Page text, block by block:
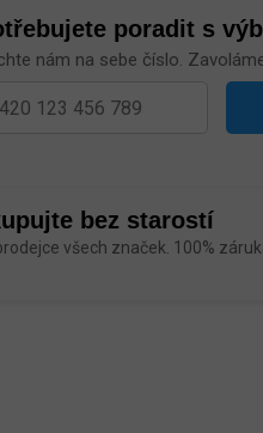
poradit s
nám na sebe číslo.
bez starostí
všech značek. 100%